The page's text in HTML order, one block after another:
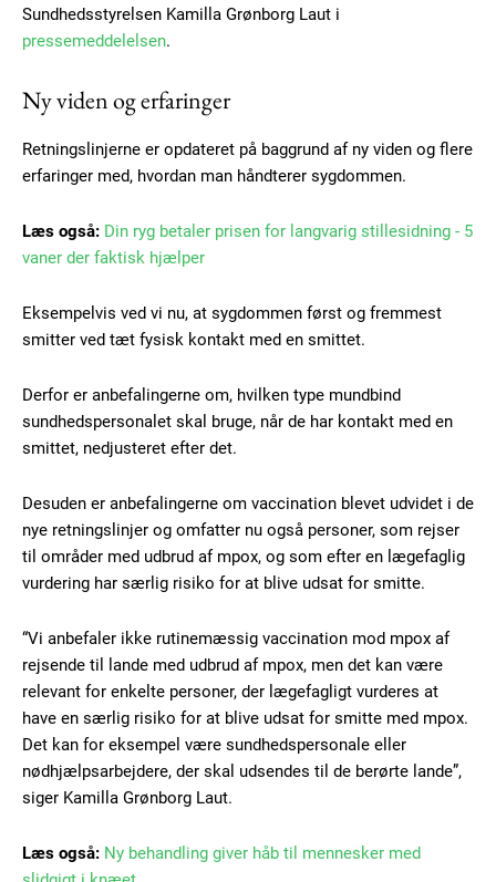
Gratis / forever
Etiam est nibh, lobortis sit
Praesent euismod ac
Nullam eu erat condimentum
Sundhedsstyrelsen Kamilla Grønborg Laut i
pressemeddelelsen.
Ny viden og erfaringer
Retningslinjerne er opdateret på baggrund af ny viden og flere
erfaringer med, hvordan man håndterer sygdommen.
Læs også: Din ryg betaler prisen for langvarig stillesidning - 5
vaner der faktisk hjælper
Eksempelvis ved vi nu, at sygdommen først og fremmest
smitter ved tæt fysisk kontakt med en smittet.
Derfor er anbefalingerne om, hvilken type mundbind
sundhedspersonalet skal bruge, når de har kontakt med en
smittet, nedjusteret efter det.
Desuden er anbefalingerne om vaccination blevet udvidet i de
nye retningslinjer og omfatter nu også personer, som rejser
til områder med udbrud af mpox, og som efter en lægefaglig
vurdering har særlig risiko for at blive udsat for smitte.
“Vi anbefaler ikke rutinemæssig vaccination mod mpox af
rejsende til lande med udbrud af mpox, men det kan være
relevant for enkelte personer, der lægefagligt vurderes at
have en særlig risiko for at blive udsat for smitte med mpox.
Det kan for eksempel være sundhedspersonale eller
nødhjælpsarbejdere, der skal udsendes til de berørte lande”,
siger Kamilla Grønborg Laut.
Læs også: Ny behandling giver håb til mennesker med